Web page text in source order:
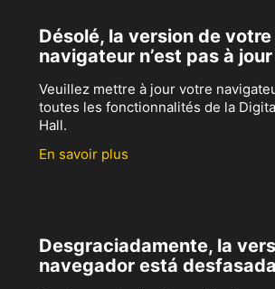
Désolé, la version de votre
navigateur n’est pas à jour
Veuillez mettre à jour votre
toutes les fonctionnalités de la
Hall.
En savoir plus
Desgraciadamente, la
navegador está desfasada